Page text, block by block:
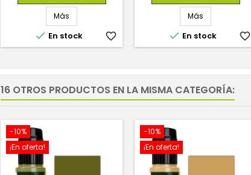
Más
 En stock favorite_border
Más
 En stock favorite_border
16 OTROS PRODUCTOS EN LA MISMA CATEGORÍA:
-10%
¡En oferta!
-10%
¡En oferta!